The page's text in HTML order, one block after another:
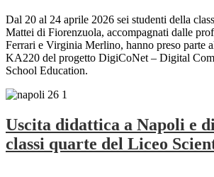
Dal 20 al 24 aprile 2026 sei studenti della
Mattei di Fiorenzuola, accompagnati dalle
Ferrari e Virginia Merlino, hanno preso parte
KA220 del progetto DigiCoNet – Digital
School Education.
Uscita didattica a Napoli e
classi quarte del Liceo